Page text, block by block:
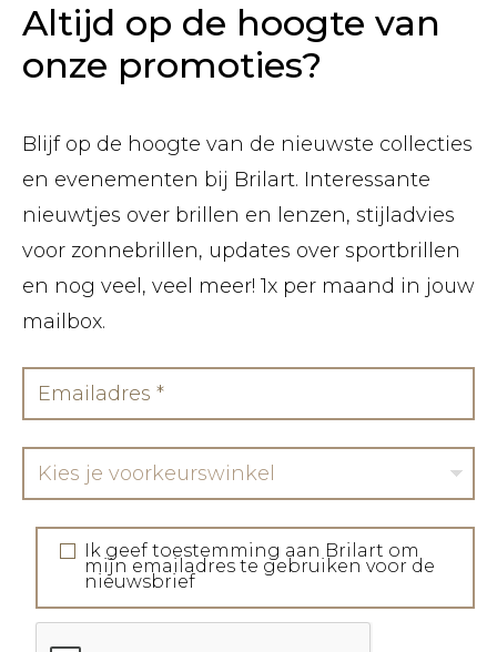
Altijd op de hoogte van
onze promoties?
Blijf op de hoogte van de nieuwste collecties
en evenementen bij Brilart. Interessante
nieuwtjes over brillen en lenzen, stijladvies
voor zonnebrillen, updates over sportbrillen
en nog veel, veel meer! 1x per maand in jouw
mailbox.
Kies je voorkeurswinkel
Ik geef toestemming aan Brilart om
mijn emailadres te gebruiken voor de
nieuwsbrief